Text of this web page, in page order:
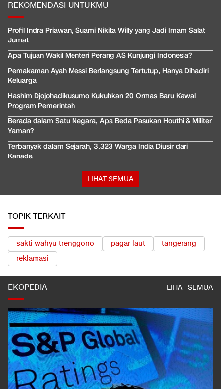
REKOMENDASI UNTUKMU
Profil Indra Priawan, Suami Nikita Willy yang Jadi Imam Salat
Jumat
Apa Tujuan Wakil Menteri Perang AS Kunjungi Indonesia?
Pemakaman Ayah Messi Berlangsung Tertutup, Hanya Dihadiri
Keluarga
Hashim Djojohadikusumo Kukuhkan 20 Ormas Baru Kawal
Program Pemerintah
Berada dalam Satu Negara, Apa Beda Pasukan Houthi & Militer
Yaman?
Terbanyak dalam Sejarah, 3.323 Warga India Diusir dari
Kanada
LIHAT SEMUA
TOPIK TERKAIT
sakti wahyu trenggono pagar laut
tangerang
reklamasi
EKOPEDIA LIHAT SEMUA